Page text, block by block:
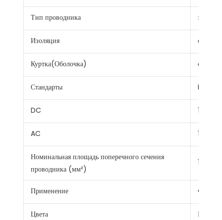
Тип проводника
Изоляция
Куртка(Оболочка)
Стандарты BS EN
DC 1.5кв
AC 1.0/
Номинальная площадь поперечного сечения
проводника (мм²)
Применение
Цвета